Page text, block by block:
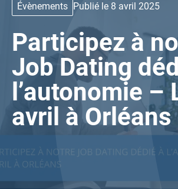
Évènements Publié le 8 avril 2025
Participez à
Job Dating
l’autonomie –
avril à Orléans